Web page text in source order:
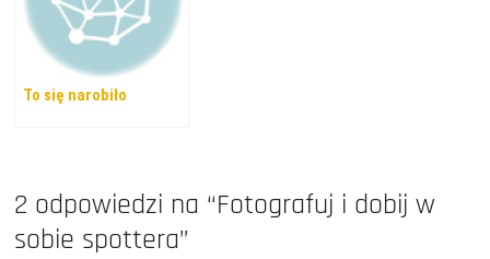
To się narobiło
2 odpowiedzi na “Fotografuj i dobij w
sobie spottera”